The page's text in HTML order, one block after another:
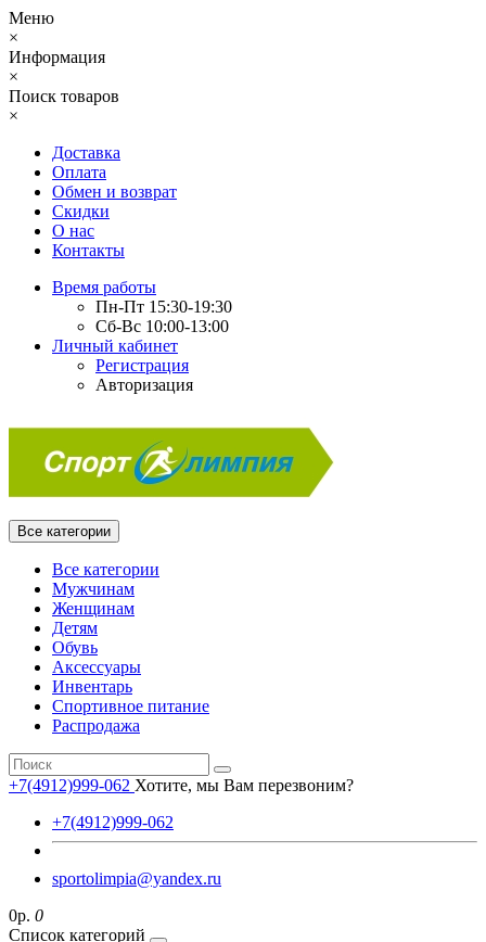
Меню
×
Информация
×
Поиск товаров
×
Доставка
Оплата
Обмен и возврат
Скидки
О нас
Контакты
Время работы
Пн-Пт 15:30-19:30
Сб-Вс 10:00-13:00
Личный кабинет
Регистрация
Авторизация
Все категории
Все категории
Мужчинам
Женщинам
Детям
Обувь
Аксессуары
Инвентарь
Спортивное питание
Распродажа
+7(4912)999-062 Хотите, мы Вам перезвоним?
+7(4912)999-062
sportolimpia@yandex.ru
0р. 0
Список категорий